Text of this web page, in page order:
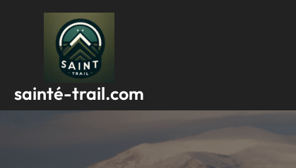
sainté-trail.com